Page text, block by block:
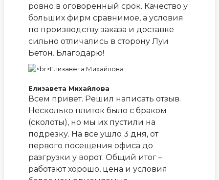
ровно в оговоренный срок. Качество у
больших фирм сравнимое, а условия
по производству заказа и доставке
сильно отличались в сторону Луи
Бетон. Благодарю!
Елизавета Михайлова
Всем привет. Решил написать отзыв.
Несколько плиток было с браком
(сколоты), но мы их пустили на
подрезку. На все ушло 3 дня, от
первого посещения офиса до
разгрузки у ворот. Общий итог –
работают хорошо, цена и условия